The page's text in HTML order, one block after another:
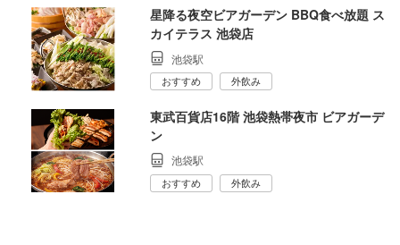
星降る夜空ビアガーデン BBQ食べ放題 ス
カイテラス 池袋店
池袋駅
おすすめ 外飲み
東武百貨店16階 池袋熱帯夜市 ビアガーデ
ン
池袋駅
おすすめ 外飲み